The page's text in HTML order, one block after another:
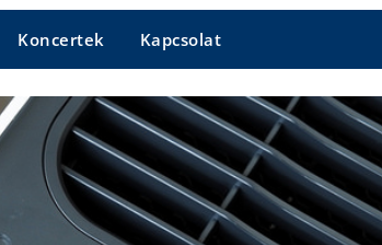
Koncertek Kapcsolat